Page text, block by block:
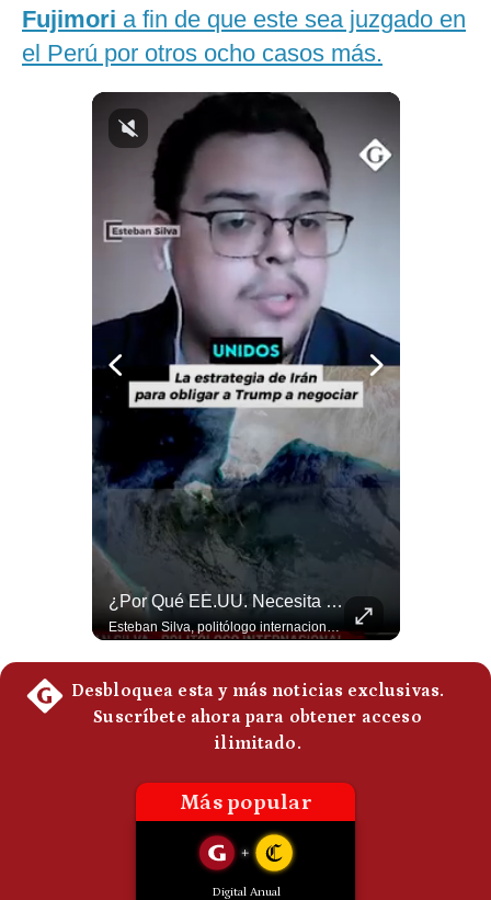
Club del Suscriptor
Mix
Condiciones
Cookies
Preguntas
Fujimori a fin de que este sea juzgado en
el Perú por otros ocho casos más.
¿Por Qué EE.UU. Necesita Desesperadamente Al Golfo? | Gestión Mundo